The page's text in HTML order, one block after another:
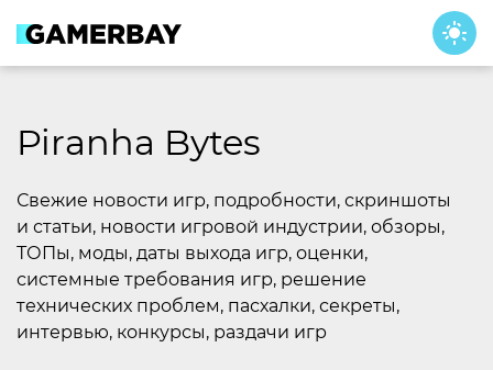
content
Piranha Bytes
Свежие новости игр, подробности, скриншоты
и статьи, новости игровой индустрии, обзоры,
ТОПы, моды, даты выхода игр, оценки,
системные требования игр, решение
технических проблем, пасхалки, секреты,
интервью, конкурсы, раздачи игр